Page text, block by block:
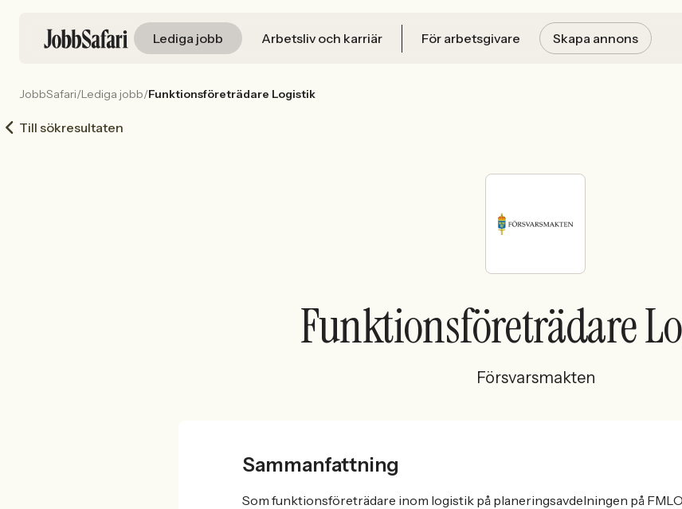
Lediga jobb Arbetsliv och karriär För arbetsgivare Skapa annons
JobbSafari/Lediga jobb/Funktionsföreträdare Logistik
Till sökresultaten
Funktionsföreträdare
Försvarsmakten
Sammanfattning
Som funktionsföreträdare inom logistik på planeringsavdelningen på